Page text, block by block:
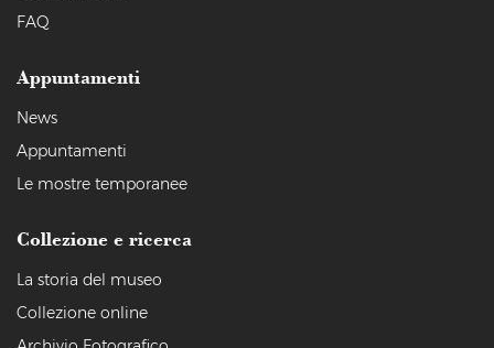
FAQ
Appuntamenti
News
Appuntamenti
Le mostre temporanee
Collezione e ricerca
La storia del museo
Collezione online